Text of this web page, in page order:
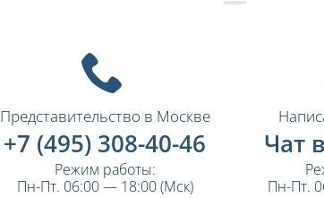
Представительство в Москве
+7 (495) 308-40-46
Режим работы:
Пн-Пт. 06:00 — 18:00 (Мск)
Чат
Пн-Пт.